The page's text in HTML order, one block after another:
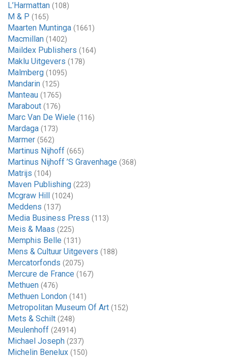
L’Harmattan (108)
M & P (165)
Maarten Muntinga (1661)
Macmillan (1402)
Maildex Publishers (164)
Maklu Uitgevers (178)
Malmberg (1095)
Mandarin (125)
Manteau (1765)
Marabout (176)
Marc Van De Wiele (116)
Mardaga (173)
Marmer (562)
Martinus Nijhoff (665)
Martinus Nijhoff ’S Gravenhage (368)
Matrijs (104)
Maven Publishing (223)
Mcgraw Hill (1024)
Meddens (137)
Media Business Press (113)
Meis & Maas (225)
Memphis Belle (131)
Mens & Cultuur Uitgevers (188)
Mercatorfonds (2075)
Mercure de France (167)
Methuen (476)
Methuen London (141)
Metropolitan Museum Of Art (152)
Mets & Schilt (248)
Meulenhoff (24914)
Michael Joseph (237)
Michelin Benelux (150)